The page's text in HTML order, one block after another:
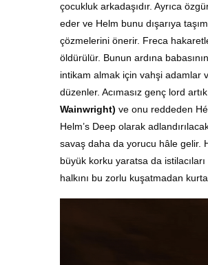
çocukluk arkadaşıdır. Ayrıca
eder ve Helm bunu dışarıya
çözmelerini önerir. Freca
öldürülür. Bunun ardına
intikam almak için vahşi adamlar
düzenler. Acımasız genç lord
Wainwright) ve onu reddeden
Helm’s Deep olarak
savaş daha da yorucu hâle gelir.
büyük korku yaratsa da
halkını bu zorlu kuşatmadan